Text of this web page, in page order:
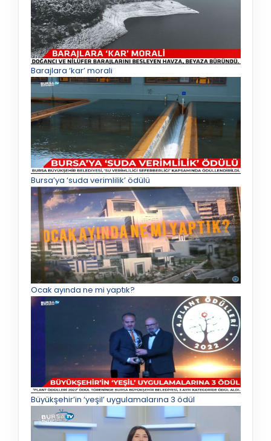
Barajlara ‘kar’ morali
Bursa’ya ‘suda verimlilik’ ödülü
Ocak ayında ne mi yaptık?
Büyükşehir’in ‘yeşil’ uygulamalarına 3 ödül